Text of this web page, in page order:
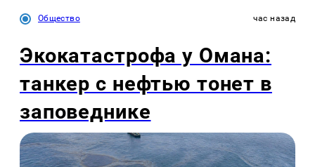
Общество час назад
Экокатастрофа у Омана:
танкер с нефтью тонет в
заповеднике